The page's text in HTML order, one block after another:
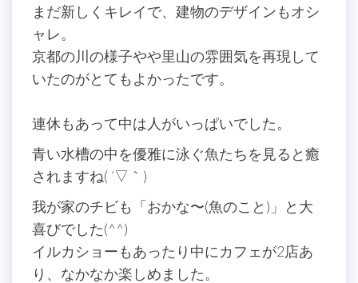
まだ新しくキレイで、建物のデザインもオシ
ャレ。
京都の川の様子やや里山の雰囲気を再現して
いたのがとてもよかったです。
連休もあって中は人がいっぱいでした。
青い水槽の中を優雅に泳ぐ魚たちを見ると癒
されますね( ´▽｀)
我が家のチビも「おかな〜(魚のこと)」と大
喜びでした(^^)
イルカショーもあったり中にカフェが2店あ
り、なかなか楽しめました。